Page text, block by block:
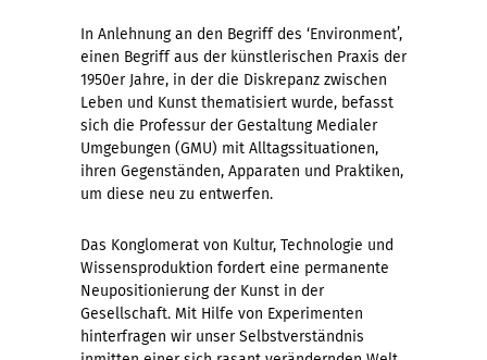
In Anlehnung an den Begriff des ‘Environment’,
einen Begriff aus der künstlerischen Praxis der
1950er Jahre, in der die Diskrepanz zwischen
Leben und Kunst thematisiert wurde, befasst
sich die Professur der Gestaltung Medialer
Umgebungen (GMU) mit Alltagssituationen,
ihren Gegenständen, Apparaten und Praktiken,
um diese neu zu entwerfen.
Das Konglomerat von Kultur, Technologie und
Wissensproduktion fordert eine permanente
Neupositionierung der Kunst in der
Gesellschaft. Mit Hilfe von Experimenten
hinterfragen wir unser Selbstverständnis